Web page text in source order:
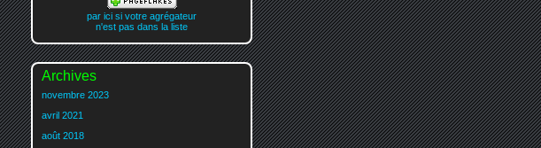
par ici si votre agrégateur
n'est pas dans la liste
Archives
novembre 2023
avril 2021
août 2018